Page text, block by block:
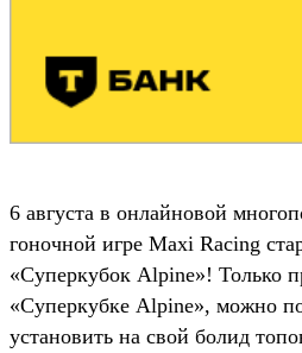
6 августа в онлайновой
гоночной игре Maxi Racing
«Суперкубок Alpine»! Только
«Суперкубке Alpine», можно
установить на свой болид